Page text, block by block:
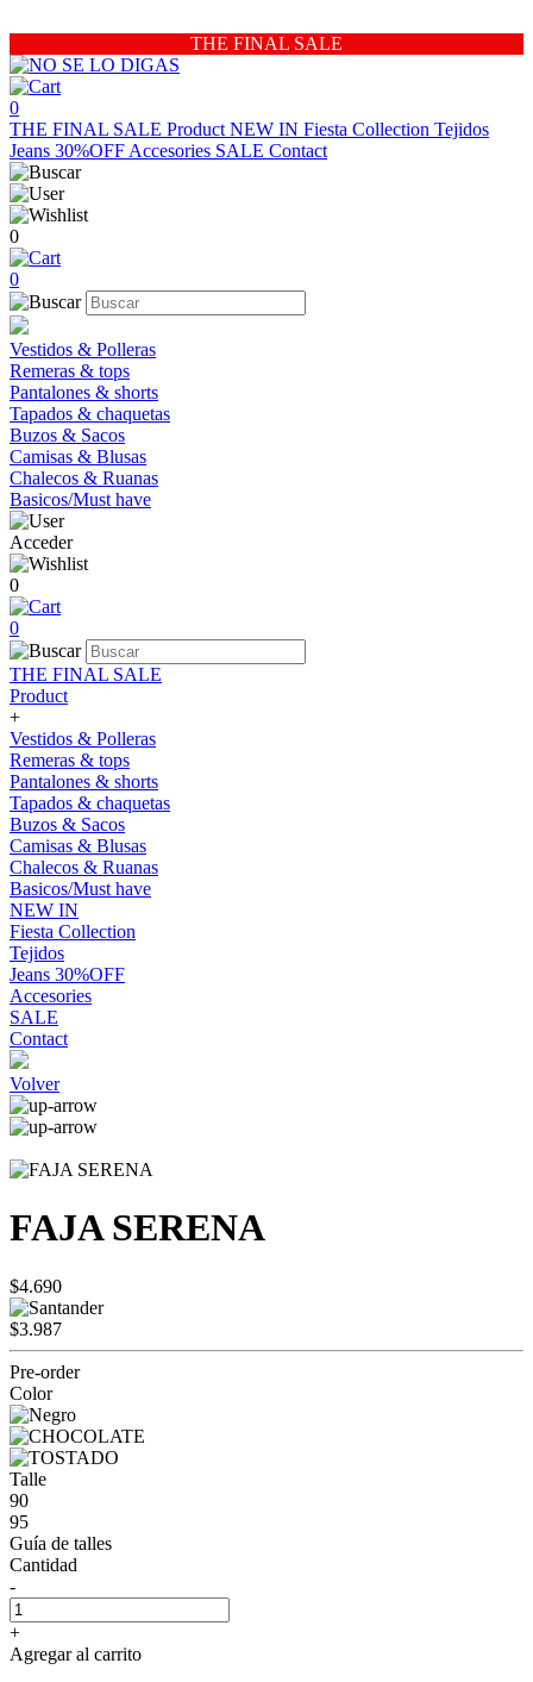
THE FINAL SALE
0
THE FINAL SALE Product NEW IN Fiesta Collection Tejidos
Jeans 30%OFF Accesories SALE Contact
0
0
Vestidos & Polleras
Remeras & tops
Pantalones & shorts
Tapados & chaquetas
Buzos & Sacos
Camisas & Blusas
Chalecos & Ruanas
Basicos/Must have
Acceder
0
0
THE FINAL SALE
Product
+
Vestidos & Polleras
Remeras & tops
Pantalones & shorts
Tapados & chaquetas
Buzos & Sacos
Camisas & Blusas
Chalecos & Ruanas
Basicos/Must have
NEW IN
Fiesta Collection
Tejidos
Jeans 30%OFF
Accesories
SALE
Contact
Volver
FAJA SERENA
$4.690
$3.987
Pre-order
Color
Talle
90
95
Guía de talles
Cantidad
-
+
Agregar al carrito